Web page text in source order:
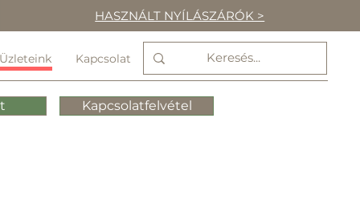
HASZNÁLT NYÍLÁSZÁRÓK >
Üzleteink Kapcsolat
Kapcsolatfelvétel